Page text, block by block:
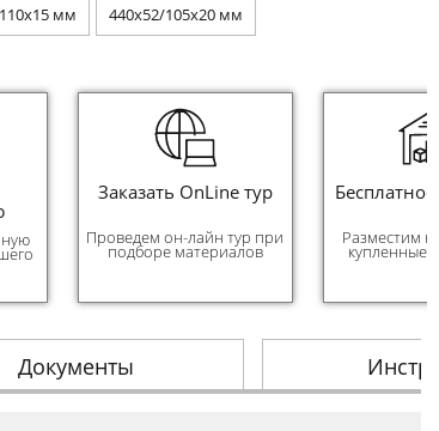
мм 440x52/105x20 мм
Заказать OnLine тур
Проведем он-лайн тур при
подборе материалов
Разместим
купленные
Документы